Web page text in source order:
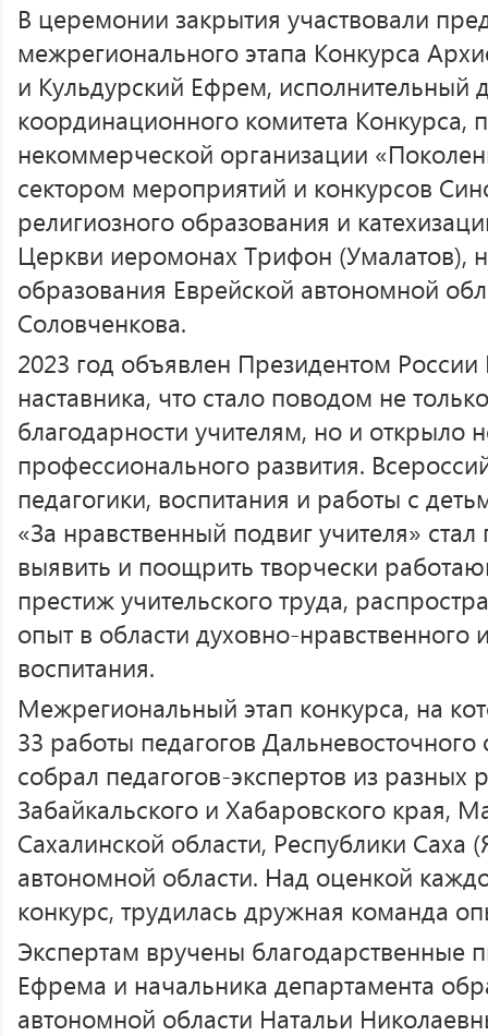
В церемонии закрытия участвовали
межрегионального этапа Конкурса
и Кульдурский Ефрем, исполнительный
координационного комитета Конкурса,
некоммерческой организации
сектором мероприятий и конкурсов
религиозного образования и
Церкви иеромонах Трифон (Умалатов),
образования Еврейской автономной
Соловченкова.
2023 год объявлен Президентом России
наставника, что стало поводом не
благодарности учителям, но и открыло
профессионального развития.
педагогики, воспитания и работы с
«За нравственный подвиг учителя»
выявить и поощрить творчески
престиж учительского труда,
опыт в области духовно-нравственного
воспитания.
Межрегиональный этап конкурса, на
33 работы педагогов
собрал педагогов-экспертов из разных
Забайкальского и Хабаровского края,
Сахалинской области, Республики Саха
автономной области. Над оценкой
конкурс, трудилась дружная команда
Экспертам вручены благодарственные
Ефрема и начальника департамента
автономной области Натальи